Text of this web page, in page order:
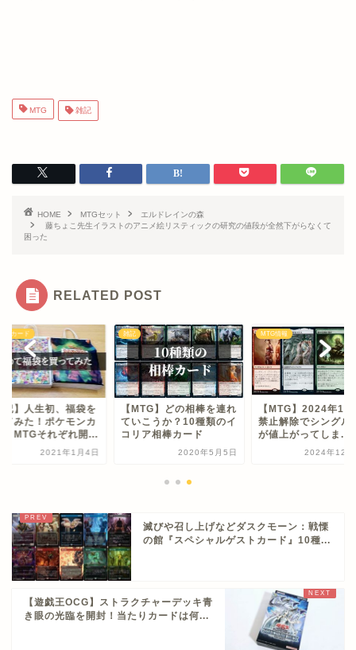
MTG 雑記
HOME MTGセット
エルドレインの森
藤ちょこ先生イラストのアニメ絵リスティックの研究の値段が全然下がらなくて
困った
RELATED POST
ンカード
記】人生初、福袋を
てみた！ポケモンカ
とMTGそれぞれ開...
2021年1月4日
雑記
【MTG】どの相棒を連れ
ていこうか？10種類のイ
コリア相棒カード
2020年5月5日
MTG情報
【MTG】2024年12
禁止解除でシングル
が値上がってしま...
2024年12月
滅びや召し上げなどダスクモーン：戦慄
の館『スペシャルゲストカード』10種...
【遊戯王OCG】ストラクチャーデッキ青
き眼の光臨を開封！当たりカードは何...